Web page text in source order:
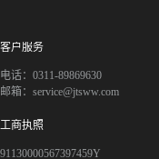
客户服务
电话：0311-89869630
邮箱：service@jtsww.com
工商执照
91130000567397459Y